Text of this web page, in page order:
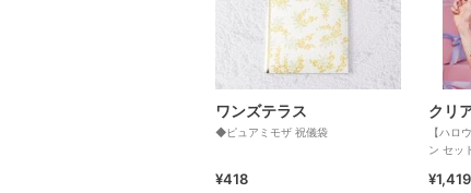
ワンズテラス
◆ピュアミモザ 祝儀袋
¥418
クリ
【ハロ
ン セッ
¥1,419